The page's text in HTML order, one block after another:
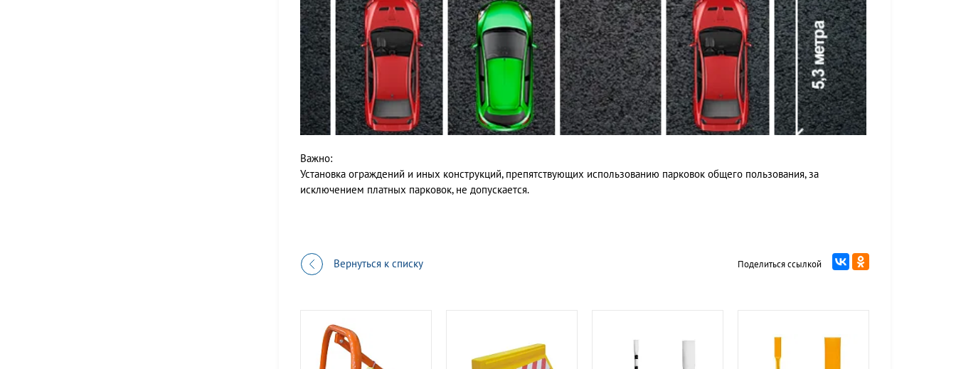
Важно:
Установка ограждений и иных конструкций, препятствующих использованию парковок общего пользования, за
исключением платных парковок, не допускается.
Вернуться к списку Поделиться ссылкой